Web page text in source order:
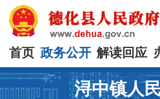
首页 政务公开 解读回应
浔中镇人